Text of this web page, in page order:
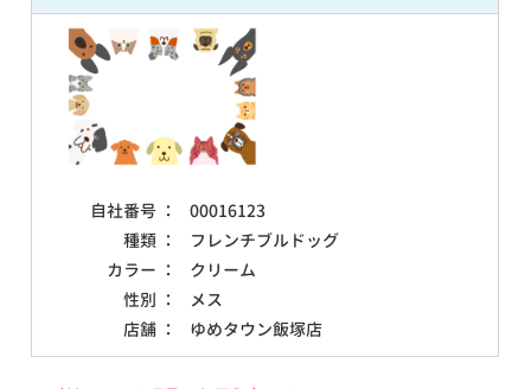
自社番号 ：
00016123
種類 ：
フレンチブルドッグ
カラー ：
クリーム
性別 ：
メス
店舗 ：
ゆめタウン飯塚店